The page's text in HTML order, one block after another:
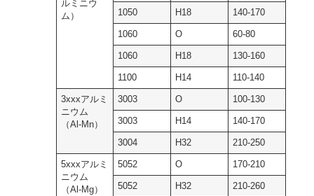
ルミニウ
ム）
1050 H18 140-170
1060 O 60-80
1060 H18 130-160
1100 H14 110-140
3xxxアルミ
ニウム
（Al-Mn）
3003 O 100-130
3003 H14 140-170
3004 H32 210-250
5xxxアルミ
ニウム
（Al-Mg）
5052 O 170-210
5052 H32 210-260